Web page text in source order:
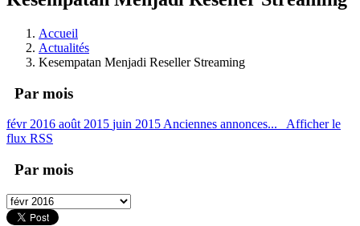
Accueil
Actualités
Kesempatan Menjadi Reseller Streaming
Par mois
févr 2016 août 2015 juin 2015 Anciennes annonces...
Afficher le
flux RSS
Par mois